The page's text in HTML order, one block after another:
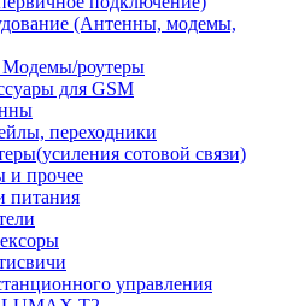
(Антенны, модемы,
роутеры
для GSM
переходники
сотовой связи)
и прочее
питания
управления